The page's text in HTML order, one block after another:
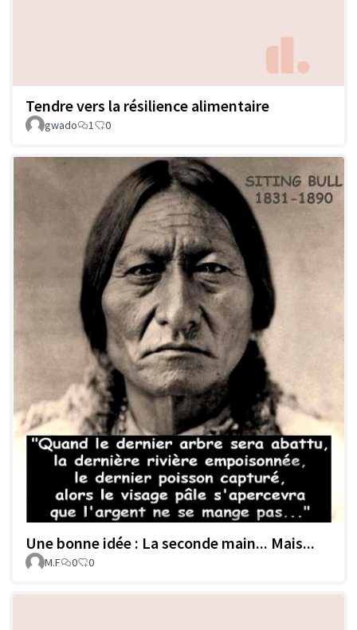
Tendre vers la résilience alimentaire
gwado 1 0
Une bonne idée : La seconde main... Mais...
M.F 0 0